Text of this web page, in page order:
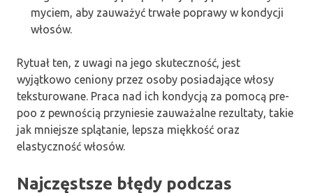
myciem, aby zauważyć trwałe poprawy w kondycji
włosów.
Rytuał ten, z uwagi na jego skuteczność, jest
wyjątkowo ceniony przez osoby posiadające włosy
teksturowane. Praca nad ich kondycją za pomocą pre-
poo z pewnością przyniesie zauważalne rezultaty, takie
jak mniejsze splątanie, lepsza miękkość oraz
elastyczność włosów.
Najczęstsze błędy podczas